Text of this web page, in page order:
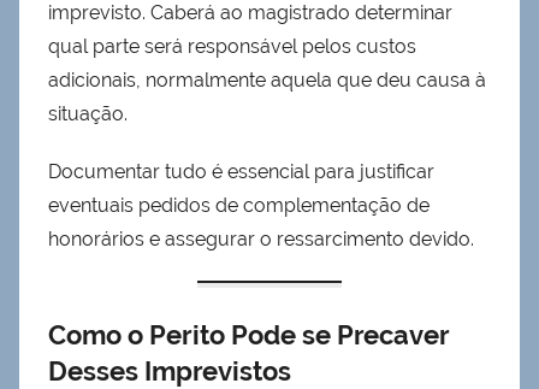
imprevisto. Caberá ao magistrado determinar
qual parte será responsável pelos custos
adicionais, normalmente aquela que deu causa à
situação.
Documentar tudo é essencial para justificar
eventuais pedidos de complementação de
honorários e assegurar o ressarcimento devido.
Como o Perito Pode se Precaver
Desses Imprevistos